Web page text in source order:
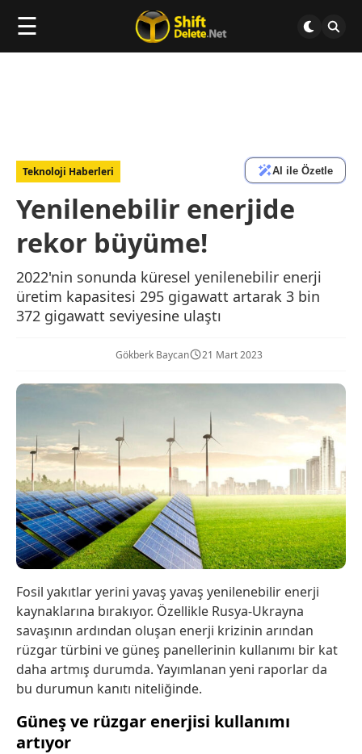
☰
Teknoloji Haberleri AI ile Özetle
Yenilenebilir enerjide
rekor büyüme!
2022'nin sonunda küresel yenilenebilir enerji
üretim kapasitesi 295 gigawatt artarak 3 bin
372 gigawatt seviyesine ulaştı
Gökberk Baycan 21 Mart 2023
Fosil yakıtlar yerini yavaş yavaş yenilenebilir enerji
kaynaklarına bırakıyor. Özellikle Rusya-Ukrayna
savaşının ardından oluşan enerji krizinin arından
rüzgar türbini ve güneş panellerinin kullanımı bir kat
daha artmış durumda. Yayımlanan yeni raporlar da
bu durumun kanıtı niteliğinde.
Güneş ve rüzgar enerjisi kullanımı
artıyor